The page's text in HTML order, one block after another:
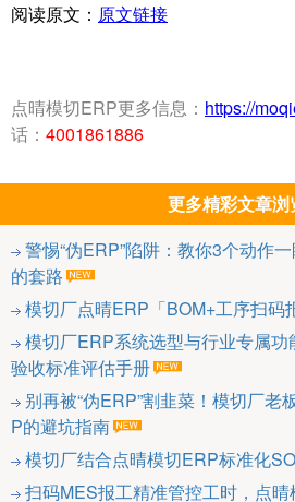
阅读原文： 原文链接
点晴模切ERP更多信息： https://
话： 4001861886
更多精彩文章浏
警惕“伪ERP”陷阱：教你3个动作
的套路
模切厂点晴ERP「BOM+工序扫码
模切厂ERP系统选型与行业专属
验收标准评估手册
别再被“伪ERP”割韭菜！模切厂老
P的避坑指南
模切厂结合点晴模切ERP标准化
扫码MES报工精准管控工时，点